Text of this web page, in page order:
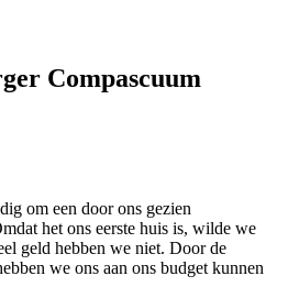
Compascuum
om een door ons gezien
het ons eerste huis is, wilde we
geld hebben we niet. Door de
we ons aan ons budget kunnen